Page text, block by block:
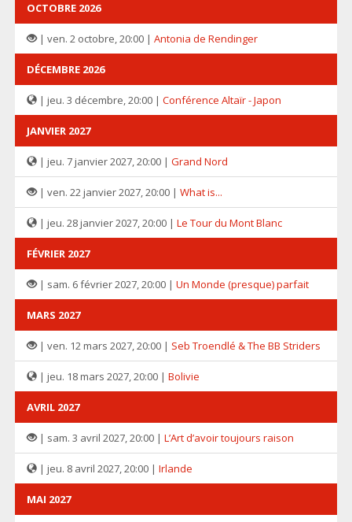
OCTOBRE 2026
| ven. 2 octobre, 20:00 | Antonia de Rendinger
DÉCEMBRE 2026
| jeu. 3 décembre, 20:00 | Conférence Altaïr - Japon
JANVIER 2027
| jeu. 7 janvier 2027, 20:00 | Grand Nord
| ven. 22 janvier 2027, 20:00 | What is...
| jeu. 28 janvier 2027, 20:00 | Le Tour du Mont Blanc
FÉVRIER 2027
| sam. 6 février 2027, 20:00 | Un Monde (presque) parfait
MARS 2027
| ven. 12 mars 2027, 20:00 | Seb Troendlé & The BB Striders
| jeu. 18 mars 2027, 20:00 | Bolivie
AVRIL 2027
| sam. 3 avril 2027, 20:00 | L’Art d’avoir toujours raison
| jeu. 8 avril 2027, 20:00 | Irlande
MAI 2027